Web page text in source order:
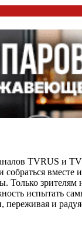
TVRUS и
собраться вместе
Только зрителям
испытать
переживая и